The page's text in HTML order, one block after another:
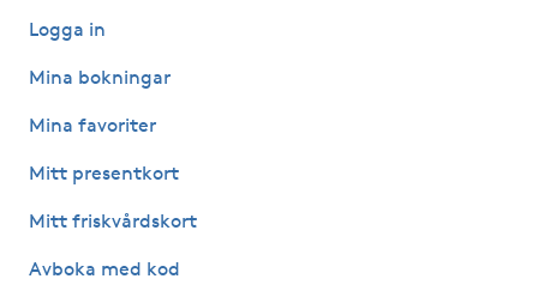
Nagelförlängning glasfiber
Nagelförlängning silke
Nagelklippning
Logga in
Mina bokningar
Mina favoriter
Mitt presentkort
Mitt friskvårdskort
Avboka med kod